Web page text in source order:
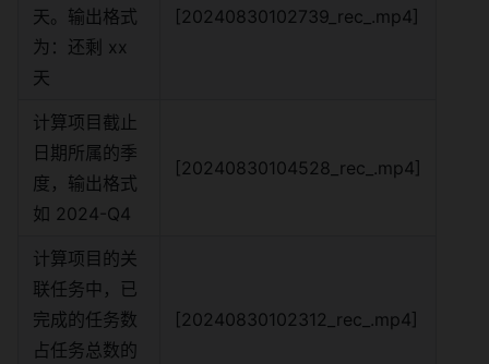
天。输出格式
为：还剩 xx
天
[20240830102739_rec_.mp4]
计算项目截止
日期所属的季
度，输出格式
如 2024-Q4
[20240830104528_rec_.mp4]
计算项目的关
联任务中，已
完成的任务数
占任务总数的
[20240830102312_rec_.mp4]